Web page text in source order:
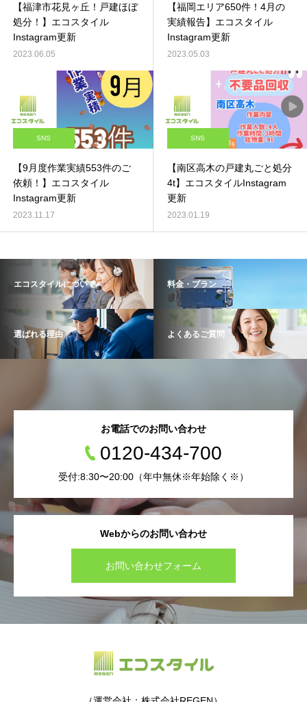
【福津市花見ヶ丘！戸建ほぼ
処分！】エコスタイル
Instagram更新
2023.06.05
【福岡エリア650件！4月の
実績報告】エコスタイル
Instagram更新
2023.05.03
SNS
【9月度作業実績553件のご
依頼！】エコスタイル
Instagram更新
2023.11.17
SNS
【南区高木の戸建丸ごと処分
4t】エコスタイルInstagram
更新
2023.01.19
エコスタイルについて 料金・プラン
選ばれる理由 よくあるご質問
Webからのお問い合わせ
お問い合わせフォーム
お電話でのお問い合わせ
0120-434-700
受付:8:30〜20:00（年中無休※年始除く※）